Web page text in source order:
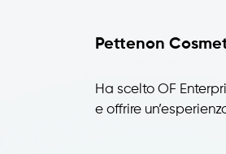
Pettenon
Ha scelto OF
e offrire